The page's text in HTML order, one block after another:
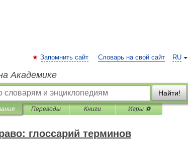
RU
Запомнить сайт Словарь на свой сайт
Академике
Найти!
Переводы Книги Игры ⚽
глоссарий терминов